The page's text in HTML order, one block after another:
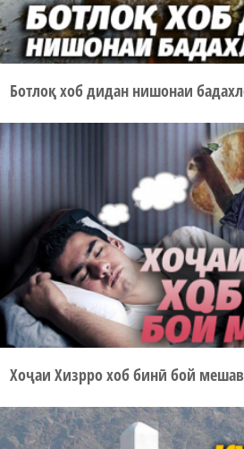
Ботлоқ хоб дидан нишонаи
Хоҷаи Хизрро хоб бинӣ бой